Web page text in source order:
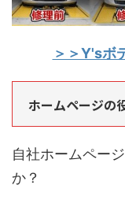
＞＞Y'sボ
ホームページの
自社ホームペー
か？